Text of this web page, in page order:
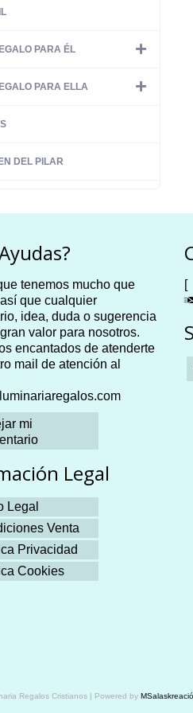
PARA ÉL
PARA ELLA
DEL PILAR
tenemos mucho que
que cualquier
idea, duda o sugerencia
valor para nosotros.
encantados de atenderte
mail de atención al
mi
Legal
Legal
Venta
Privacidad
Cookies
[
Regalos Cristianos | Powered by